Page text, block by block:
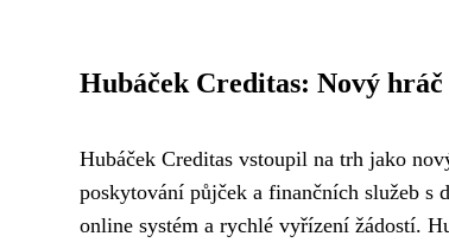
Hubáček Creditas: Nový
Hubáček Creditas vstoupil na trh jako
poskytování půjček a finančních služeb s
online systém a rychlé vyřízení žádostí.